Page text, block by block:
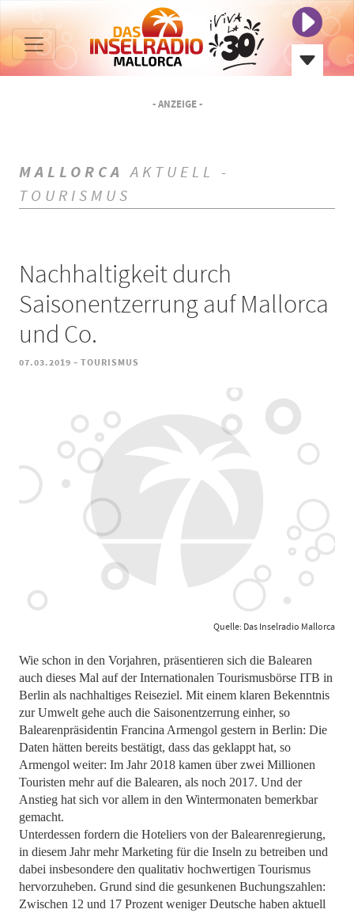
- ANZEIGE -
MALLORCA AKTUELL -
TOURISMUS
Nachhaltigkeit durch
Saisonentzerrung auf Mallorca
und Co.
07.03.2019 - TOURISMUS
Quelle: Das Inselradio Mallorca
Wie schon in den Vorjahren, präsentieren sich die Balearen
auch dieses Mal auf der Internationalen Tourismusbörse ITB in
Berlin als nachhaltiges Reiseziel. Mit einem klaren Bekenntnis
zur Umwelt gehe auch die Saisonentzerrung einher, so
Balearenpräsidentin Francina Armengol gestern in Berlin: Die
Daten hätten bereits bestätigt, dass das geklappt hat, so
Armengol weiter: Im Jahr 2018 kamen über zwei Millionen
Touristen mehr auf die Balearen, als noch 2017. Und der
Anstieg hat sich vor allem in den Wintermonaten bemerkbar
gemacht.
Unterdessen fordern die Hoteliers von der Balearenregierung,
in diesem Jahr mehr Marketing für die Inseln zu betreiben und
dabei insbesondere den qualitativ hochwertigen Tourismus
hervorzuheben. Grund sind die gesunkenen Buchungszahlen:
Zwischen 12 und 17 Prozent weniger Deutsche haben aktuell